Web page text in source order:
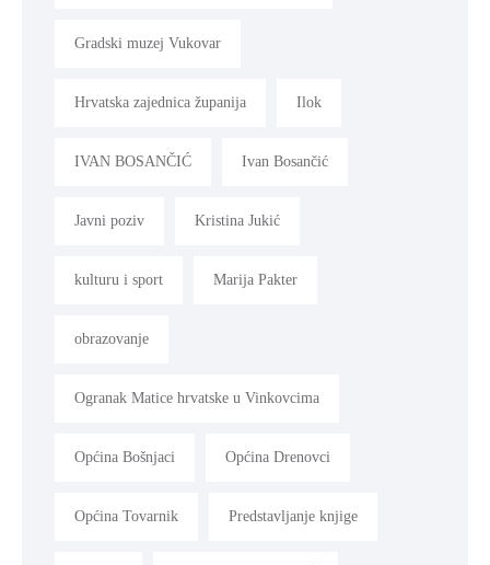
Gradski muzej Vukovar
Hrvatska zajednica županija Ilok
IVAN BOSANČIĆ Ivan Bosančić
Javni poziv Kristina Jukić
kulturu i sport Marija Pakter
obrazovanje
Ogranak Matice hrvatske u Vinkovcima
Općina Bošnjaci Općina Drenovci
Općina Tovarnik Predstavljanje knjige